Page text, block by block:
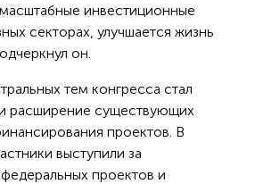
инвестиционные
секторах, улучшается жизнь
он.
тем конгресса стал
расширение существующих
проектов. В
выступили за
федеральных проектов и